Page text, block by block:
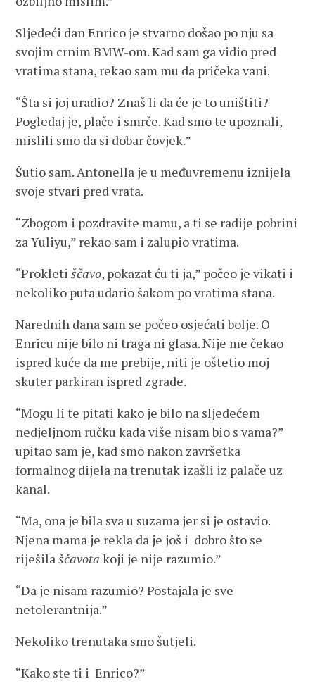
Sljedeći dan Enrico je stvarno došao po nju sa
svojim crnim BMW-om. Kad sam ga vidio pred
vratima stana, rekao sam mu da pričeka vani.
“Šta si joj uradio? Znaš li da će je to uništiti?
Pogledaj je, plače i smrče. Kad smo te upoznali,
mislili smo da si dobar čovjek.”
Šutio sam. Antonella je u međuvremenu iznijela
svoje stvari pred vrata.
“Zbogom i pozdravite mamu, a ti se radije pobrini
za Yuliyu,” rekao sam i zalupio vratima.
“Prokletiščavo, pokazat ću ti ja,” počeo je vikati i
nekoliko puta udario šakom po vratima stana.
Narednih dana sam se počeo osjećati bolje. O
Enricu nije bilo ni traga ni glasa. Nije me čekao
ispred kuće da me prebije, niti je oštetio moj
skuter parkiran ispred zgrade.
“Mogu li te pitati kako je bilo na sljedećem
nedjeljnom ručku kada više nisam bio s vama?”
upitao sam je, kad smo nakon završetka
formalnog dijela na trenutak izašli iz palače uz
kanal.
“Ma, ona je bila sva u suzama jer si je ostavio.
Njena mama je rekla da je još i dobro što se
riješilaščavota koji je nije razumio.”
“Da je nisam razumio? Postajala je sve
netolerantnija.”
Nekoliko trenutaka smo šutjeli.
“Kako ste ti i Enrico?”